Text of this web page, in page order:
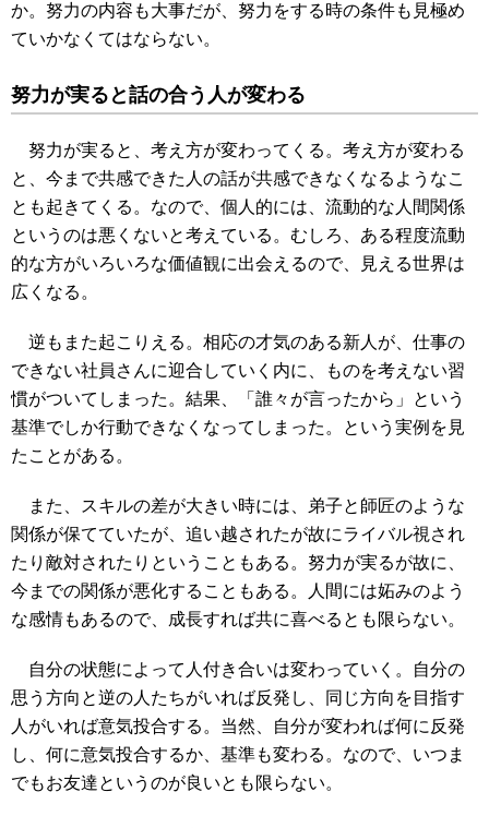
か。努力の内容も大事だが、努力をする時の条件も見極め
ていかなくてはならない。
努力が実ると話の合う人が変わる
努力が実ると、考え方が変わってくる。考え方が変わる
と、今まで共感できた人の話が共感できなくなるようなこ
とも起きてくる。なので、個人的には、流動的な人間関係
というのは悪くないと考えている。むしろ、ある程度流動
的な方がいろいろな価値観に出会えるので、見える世界は
広くなる。
逆もまた起こりえる。相応の才気のある新人が、仕事の
できない社員さんに迎合していく内に、ものを考えない習
慣がついてしまった。結果、「誰々が言ったから」という
基準でしか行動できなくなってしまった。という実例を見
たことがある。
また、スキルの差が大きい時には、弟子と師匠のような
関係が保てていたが、追い越されたが故にライバル視され
たり敵対されたりということもある。努力が実るが故に、
今までの関係が悪化することもある。人間には妬みのよう
な感情もあるので、成長すれば共に喜べるとも限らない。
自分の状態によって人付き合いは変わっていく。自分の
思う方向と逆の人たちがいれば反発し、同じ方向を目指す
人がいれば意気投合する。当然、自分が変われば何に反発
し、何に意気投合するか、基準も変わる。なので、いつま
でもお友達というのが良いとも限らない。